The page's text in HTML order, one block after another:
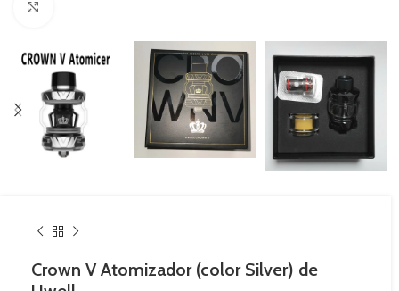
Crown V Atomizador (color Silver) de